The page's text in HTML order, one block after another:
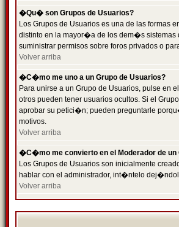
�Qu� son Grupos de Usuarios?
Los Grupos de Usuarios es una de las formas
distinto en la mayor�a de los dem�s sistemas
suministrar permisos sobre foros privados o
Volver arriba
�C�mo me uno a un Grupo de Usuarios?
Para unirse a un Grupo de Usuarios, pulse en
otros pueden tener usuarios ocultos. Si el
aprobar su petici�n; pueden preguntarle
motivos.
Volver arriba
�C�mo me convierto en el Moderador de un
Los Grupos de Usuarios son inicialmente
hablar con el administrador, int�ntelo
Volver arriba